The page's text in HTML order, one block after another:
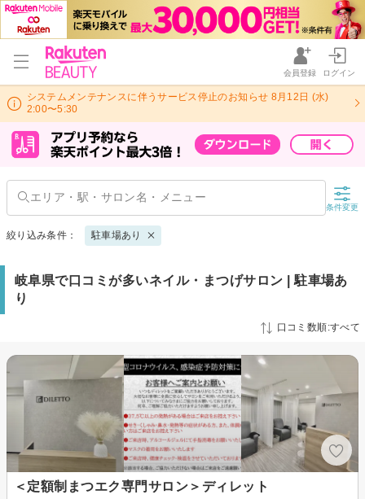
会員登録 ログイン
システムメンテナンスに伴うサービス停止のお知らせ 8月12日 (水)
2:00〜5:30
条件変更
絞り込み条件： 駐車場あり
岐阜県で口コミが多いネイル・まつげサロン | 駐車場あ
り
口コミ数順:すべて
＜定額制まつエク専門サロン＞ディレット